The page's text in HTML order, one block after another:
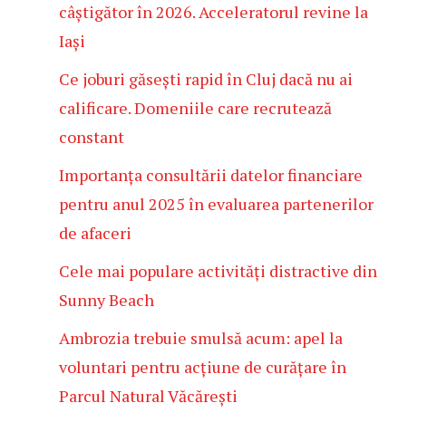
câștigător în 2026. Acceleratorul revine la
Iași
Ce joburi găsești rapid în Cluj dacă nu ai
calificare. Domeniile care recrutează
constant
Importanța consultării datelor financiare
pentru anul 2025 în evaluarea partenerilor
de afaceri
Cele mai populare activități distractive din
Sunny Beach
Ambrozia trebuie smulsă acum: apel la
voluntari pentru acțiune de curățare în
Parcul Natural Văcărești